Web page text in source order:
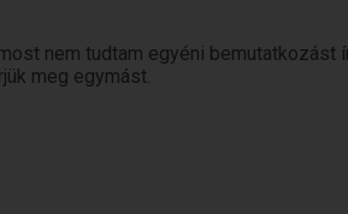
nem tudtam egyéni
meg egymást.